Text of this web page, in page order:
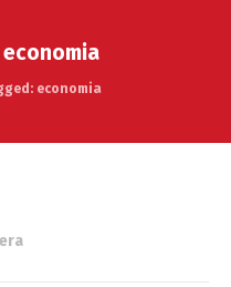
economia